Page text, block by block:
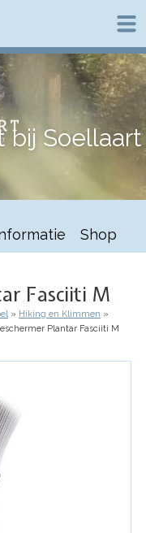
bij Soellaart
Shop
Fasciiti M
Hiking en Klimmen
Plantar Fasciiti M